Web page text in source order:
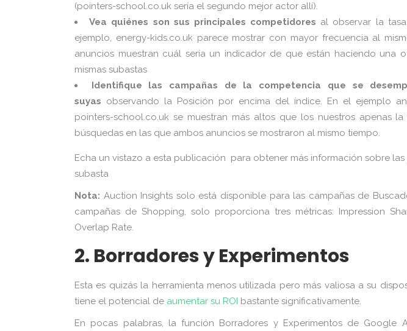
(pointers-school.co.uk sería el segundo mejor actor allí).
Vea quiénes son sus principales competidores al observar la
ejemplo, energy-kids.co.uk parece mostrar con mayor frecuencia al
anuncios muestran cuál sería un indicador de que están haciendo una
mismas subastas
Identifique las campañas de la competencia que se
suyas observando la Posición por encima del índice. En el ejemplo
pointers-school.co.uk se muestran más altos que los nuestros apenas
búsquedas en las que ambos anuncios se mostraron al mismo tiempo.
Echa un vistazo a esta publicación para obtener más información sobre
subasta
Nota: Auction Insights solo está disponible para las campañas de
campañas de Shopping, solo proporciona tres métricas: Impression
Overlap Rate.
2. Borradores y Experimentos
Esta es quizás la herramienta menos utilizada pero más valiosa a su
tiene el potencial de aumentar su ROI bastante significativamente.
En pocas palabras, la función Borradores y Experimentos de Google